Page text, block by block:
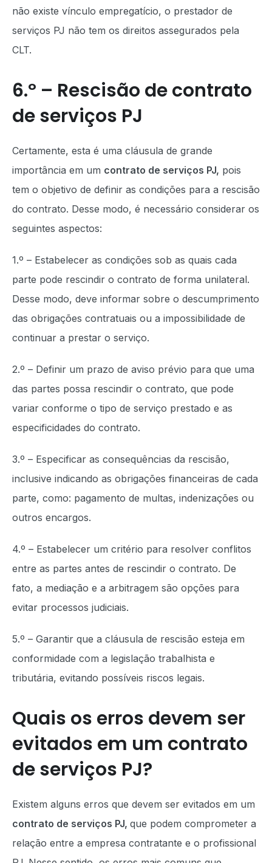
não existe vínculo empregatício, o prestador de
serviços PJ não tem os direitos assegurados pela
CLT.
6.º – Rescisão de contrato
de serviços PJ
Certamente, esta é uma cláusula de grande
importância em um contrato de serviços PJ, pois
tem o objetivo de definir as condições para a rescisão
do contrato. Desse modo, é necessário considerar os
seguintes aspectos:
1.º – Estabelecer as condições sob as quais cada
parte pode rescindir o contrato de forma unilateral.
Desse modo, deve informar sobre o descumprimento
das obrigações contratuais ou a impossibilidade de
continuar a prestar o serviço.
2.º – Definir um prazo de aviso prévio para que uma
das partes possa rescindir o contrato, que pode
variar conforme o tipo de serviço prestado e as
especificidades do contrato.
3.º – Especificar as consequências da rescisão,
inclusive indicando as obrigações financeiras de cada
parte, como: pagamento de multas, indenizações ou
outros encargos.
4.º – Estabelecer um critério para resolver conflitos
entre as partes antes de rescindir o contrato. De
fato, a mediação e a arbitragem são opções para
evitar processos judiciais.
5.º – Garantir que a cláusula de rescisão esteja em
conformidade com a legislação trabalhista e
tributária, evitando possíveis riscos legais.
Quais os erros devem ser
evitados em um contrato
de serviços PJ?
Existem alguns erros que devem ser evitados em um
contrato de serviços PJ, que podem comprometer a
relação entre a empresa contratante e o profissional